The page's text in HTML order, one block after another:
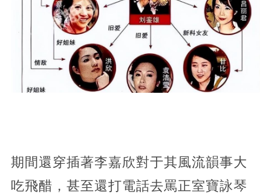
期間還穿插著李嘉欣對于其風流韻事大
吃飛醋，甚至還打電話去罵正室寶詠琴